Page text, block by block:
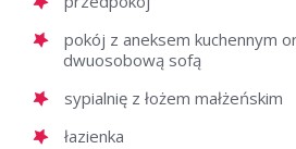
pokój z aneksem kuchennym
dwuosobową sofą
sypialnię z łożem małżeńskim
łazienka